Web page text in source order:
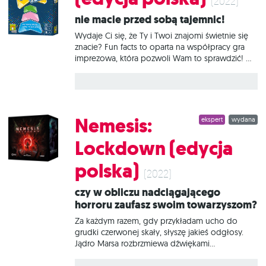
na fotel kierowcy uczestniczącego w
chaotycznych wyścigach z lat 60. Jej główny
mechanizm to proste i intuicyjne zarządzanie
kartami.
Nie macie przed sobą tajemnic!
Wydaje Ci się, że Ty i Twoi znajomi świetnie się
znacie? Fun facts to oparta na współpracy gra
imprezowa, która pozwoli Wam to sprawdzić! W
odpowiedzi w kolejności rosnącej. Następnie
odkryjcie je i sprawdźcie, czy mieliście rację! Na
czym to polega? Każda rozgrywka to 8 kart
pytań, które pozwolą Wam ustalić, a później
pobijać osobiste rekordy! W każdej turze
będziecie odpowiadali na jedno pytanie według
poniższego schematu: Pierwszy gracz dobiera
kartę i odczytuje jej treść
wydana
ekspert
Nemesis:
Lockdown (edycja
polska) (2022)
Czy w obliczu nadciągającego
horroru zaufasz swoim towarzyszom?
Za każdym razem, gdy przykładam ucho do
grudki czerwonej skały, słyszę jakieś odgłosy.
Jądro Marsa rozbrzmiewa dźwiękami